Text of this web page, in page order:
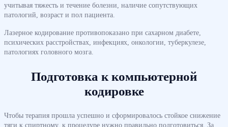
учитывая тяжесть и течение болезни, наличие сопутствующих
патологий, возраст и пол пациента.
Лазерное кодирование противопоказано при сахарном диабете,
психических расстройствах, инфекциях, онкологии, туберкулезе,
патологиях головного мозга.
Подготовка к компьютерной
кодировке
Чтобы терапия прошла успешно и сформировалось стойкое снижение
тяги к спиртному, к процедуре нужно правильно подготовиться. За